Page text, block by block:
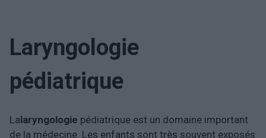
Laryngologie
pédiatrique
Lalaryngologie pédiatrique est un domaine important
de la médecine. Les enfants sont très souvent exposés